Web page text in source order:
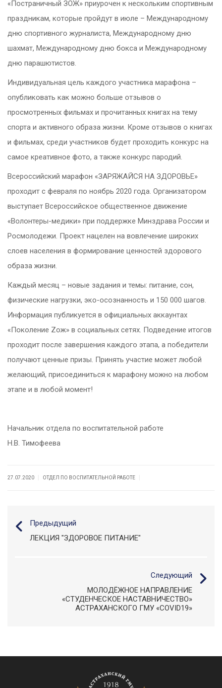
«Постраничный ЗОЖ» приурочен к нескольким спортивным
праздникам, которые пройдут в июле – Международному
дню спортивного журналиста, Международному дню
шахмат, Международному дню бокса и Международному
дню парашютистов.
Индивидуальная цель каждого участника марафона –
опубликовать как можно больше отзывов о
просмотренных фильмах и прочитанных книгах на тему
спорта и активного образа жизни. Кроме отзывов о книгах
и фильмах, среди участников будет проходить конкурс на
самое креативное фото, а также конкурс пародий.
Всероссийский марафон «ЗАРЯЖАЙСЯ НА ЗДОРОВЬЕ»
проходит с февраля по ноябрь 2020 года. Организатором
выступает Всероссийское общественное движение
«Волонтеры-медики» при поддержке Минздрава России и
Росмолодежи. Проект нацелен на вовлечение широких
слоев населения в формирование ценностей здорового
образа жизни.
Каждый месяц – новые задания и темы: питание, сон,
физические нагрузки, эко-осознанность и 150 000 шагов.
Информация публикуется в официальных аккаунтах
«Поколение Zож» в социальных сетях. Подведение итогов
проходит после завершения каждого этапа, а победители
получают ценные призы. Принять участие может любой
желающий, присоединиться к марафону можно на любом
этапе и в любой момент!
Начальник отдела по воспитательной работе
Н.В. Тимофеева
27.07.2020 ОТДЕЛ ПО ВОСПИТАТЕЛЬНОЙ РАБОТЕ
Предыдущий
ЛЕКЦИЯ "ЗДОРОВОЕ ПИТАНИЕ"
Следующий
МОЛОДЁЖНОЕ НАПРАВЛЕНИЕ
«СТУДЕНЧЕСКОЕ НАСТАВНИЧЕСТВО»
АСТРАХАНСКОГО ГМУ «COVID19»